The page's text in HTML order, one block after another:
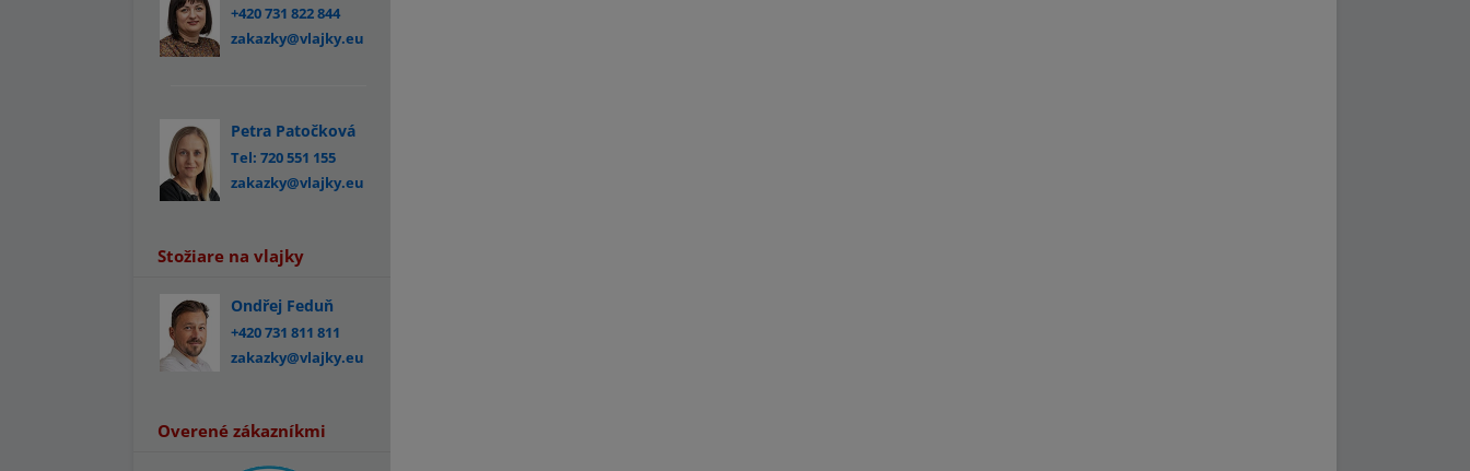
+420 731 822 844
zakazky@vlajky.eu
Petra Patočková
Tel: 720 551 155
zakazky@vlajky.eu
Stožiare na vlajky
Ondřej Feduň
+420 731 811 811
zakazky@vlajky.eu
Overené zákazníkmi